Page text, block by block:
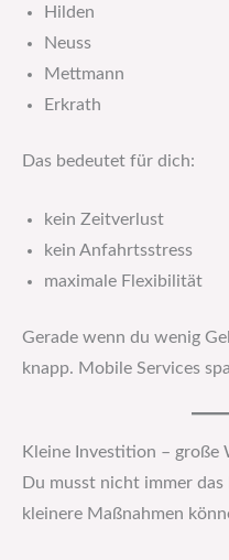
Hilden
Neuss
Mettmann
Erkrath
Das bedeutet für dich:
kein Zeitverlust
kein Anfahrtsstress
maximale Flexibilität
Gerade wenn du wenig
knapp. Mobile Services
Kleine Investition – große
Du musst nicht immer
kleinere Maßnahmen